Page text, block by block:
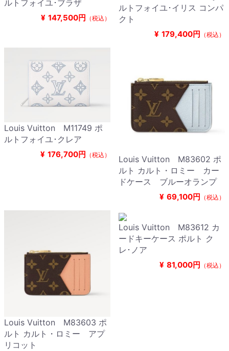
ルトフォイユ･ブラザ
¥ 147,500円 （税込）
ルトフォイユ･イリス コンパ
クト
¥ 179,400円 （税込）
Louis Vuitton M11749 ポ
ルトフォイユ･クレア
¥ 176,700円 （税込）
Louis Vuitton M83602 ポ
ルト カルト・ロミー カー
ドケース ブルーオランプ
¥ 69,100円 （税込）
Louis Vuitton M83603 ポ
ルト カルト・ロミー アプ
リコット
Louis Vuitton M83612 カ
ードキーケース ポルト ク
レ･ノア
¥ 81,000円 （税込）